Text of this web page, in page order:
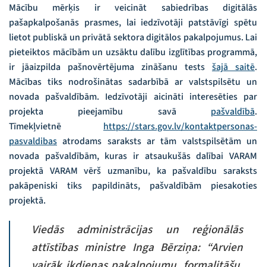
Mācību mērķis ir veicināt sabiedrības digitālās
pašapkalpošanās prasmes, lai iedzīvotāji patstāvīgi spētu
lietot publiskā un privātā sektora digitālos pakalpojumus. Lai
pieteiktos mācībām un uzsāktu dalību izglītības programmā,
ir jāaizpilda pašnovērtējuma zināšanu tests šajā saitē.
Mācības tiks nodrošinātas sadarbībā ar valstspilsētu un
novada pašvaldībām. Iedzīvotāji aicināti interesēties par
projekta pieejamību savā pašvaldībā.
Tīmekļvietnē https://stars.gov.lv/kontaktpersonas-
pasvaldibas atrodams saraksts ar tām valstspilsētām un
novada pašvaldībām, kuras ir atsaukušās dalībai VARAM
projektā VARAM vērš uzmanību, ka pašvaldību saraksts
pakāpeniski tiks papildināts, pašvaldībām piesakoties
projektā.
Viedās administrācijas un reģionālās
attīstības ministre Inga Bērziņa: “Arvien